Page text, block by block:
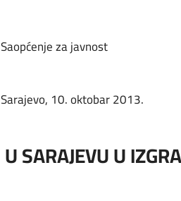
Saopćenje za javnost
Sarajevo, 10. oktobar 2013.
U SARAJEVU U